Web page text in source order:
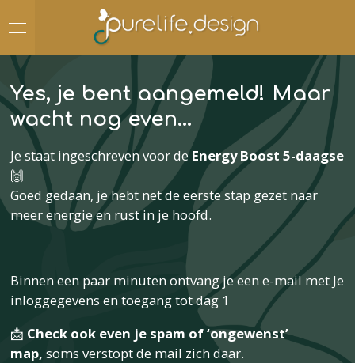
direct
naar
de
hoofdinhoud
Yes, je bent aangemeld! Maar
wacht nog even…
Je staat ingeschreven voor deEnergy Boost 5-daagse
🙌
Goed gedaan, je hebt net de eerste stap gezet naar
meer energie en rust in je hoofd.
Binnen een paar minuten ontvang je een e-mail met Je
inloggegevens en toegang tot dag 1
📩 Check ook even je spam of ‘ongewenst’
map, soms verstopt de mail zich daar.